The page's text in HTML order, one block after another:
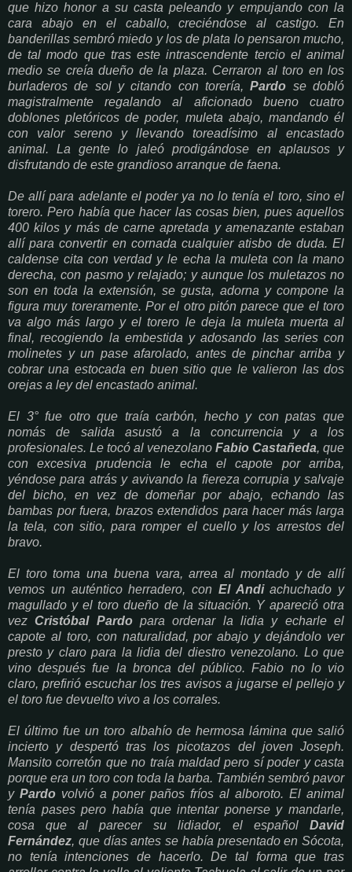
que hizo honor a su casta peleando y empujando con la
cara abajo en el caballo, creciéndose al castigo. En
banderillas sembró miedo y los de plata lo pensaron mucho,
de tal modo que tras este intrascendente tercio el animal
medio se creía dueño de la plaza. Cerraron al toro en los
burladeros de sol y citando con torería,Pardo se dobló
magistralmente regalando al aficionado bueno cuatro
doblones pletóricos de poder, muleta abajo, mandando él
con valor sereno y llevando toreadísimo al encastado
animal. La gente lo jaleó prodigándose en aplausos y
disfrutando de este grandioso arranque de faena.
De allí para adelante el poder ya no lo tenía el toro, sino el
torero. Pero había que hacer las cosas bien, pues aquellos
400 kilos y más de carne apretada y amenazante estaban
allí para convertir en cornada cualquier atisbo de duda. El
caldense cita con verdad y le echa la muleta con la mano
derecha, con pasmo y relajado; y aunque los muletazos no
son en toda la extensión, se gusta, adorna y compone la
figura muy toreramente. Por el otro pitón parece que el toro
va algo más largo y el torero le deja la muleta muerta al
final, recogiendo la embestida y adosando las series con
molinetes y un pase afarolado, antes de pinchar arriba y
cobrar una estocada en buen sitio que le valieron las dos
orejas a ley del encastado animal.
El 3° fue otro que traía carbón, hecho y con patas que
nomás de salida asustó a la concurrencia y a los
profesionales. Le tocó al venezolano Fabio Castañeda, que
con excesiva prudencia le echa el capote por arriba,
yéndose para atrás y avivando la fiereza corrupia y salvaje
del bicho, en vez de domeñar por abajo, echando las
bambas por fuera, brazos extendidos para hacer más larga
la tela, con sitio, para romper el cuello y los arrestos del
bravo.
El toro toma una buena vara, arrea al montado y de allí
vemos un auténtico herradero, con El Andiachuchado y
magullado y el toro dueño de la situación. Y apareció otra
vezCristóbal Pardopara ordenar la lidia y echarle el
capote al toro, con naturalidad, por abajo y dejándolo ver
presto y claro para la lidia del diestro venezolano. Lo que
vino después fue la bronca del público. Fabio no lo vio
claro, prefirió escuchar los tres avisos a jugarse el pellejo y
el toro fue devuelto vivo a los corrales.
El último fue un toro albahío de hermosa lámina que salió
incierto y despertó tras los picotazos del joven Joseph.
Mansito corretón que no traía maldad pero sí poder y casta
porque era un toro con toda la barba. También sembró pavor
y Pardo volvió a poner paños fríos al alboroto. El animal
tenía pases pero había que intentar ponerse y mandarle,
cosa que al parecer su lidiador, el español David
Fernández, que días antes se había presentado en Sócota,
no tenía intenciones de hacerlo. De tal forma que tras